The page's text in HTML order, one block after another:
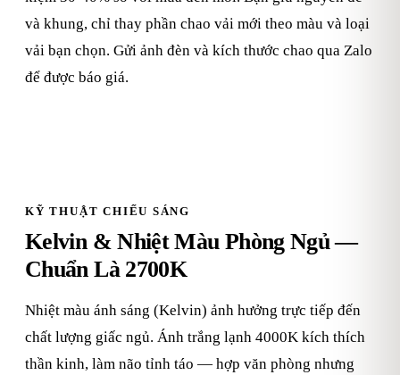
và khung, chỉ thay phần chao vải mới theo màu và loại
vải bạn chọn. Gửi ảnh đèn và kích thước chao qua Zalo
để được báo giá.
KỸ THUẬT CHIẾU SÁNG
Kelvin & Nhiệt Màu Phòng Ngủ —
Chuẩn Là 2700K
Nhiệt màu ánh sáng (Kelvin) ảnh hưởng trực tiếp đến
chất lượng giấc ngủ. Ánh trắng lạnh 4000K kích thích
thần kinh, làm não tỉnh táo — hợp văn phòng nhưng